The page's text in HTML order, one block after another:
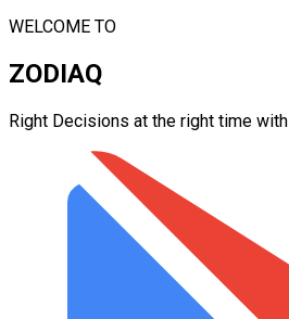
WELCOME TO
ZODIAQ
Right Decisions at the right time with